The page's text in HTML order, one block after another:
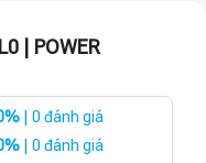
| POWER
| 0 đánh giá
| 0 đánh giá